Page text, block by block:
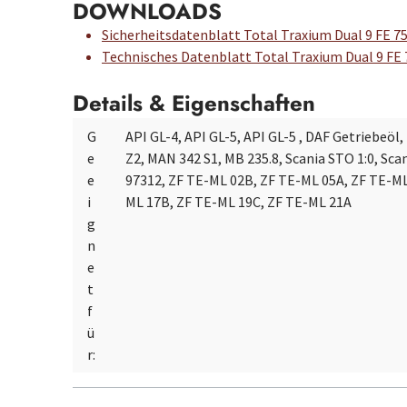
DOWNLOADS
Sicherheitsdatenblatt Total Traxium Dual 9 FE
Technisches Datenblatt Total Traxium Dual 9 FE
Details & Eigenschaften
G
e
e
i
g
n
e
t
f
ü
r:
API GL-4, API GL-5, API GL-5 , DAF
Z2, MAN 342 S1, MB 235.8, Scania STO 1:0,
97312, ZF TE-ML 02B, ZF TE-ML 05A, ZF TE-
ML 17B, ZF TE-ML 19C, ZF TE-ML 21A